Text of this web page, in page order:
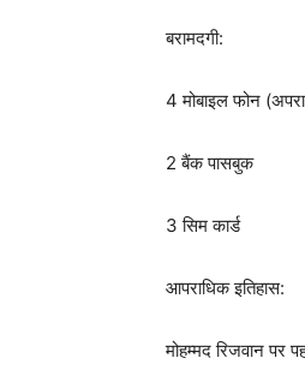
बरामदगी:
4 मोबाइल फोन
2 बैंक पासबुक
3 सिम कार्ड
आपराधिक इतिहास:
मोहम्मद रिजवान